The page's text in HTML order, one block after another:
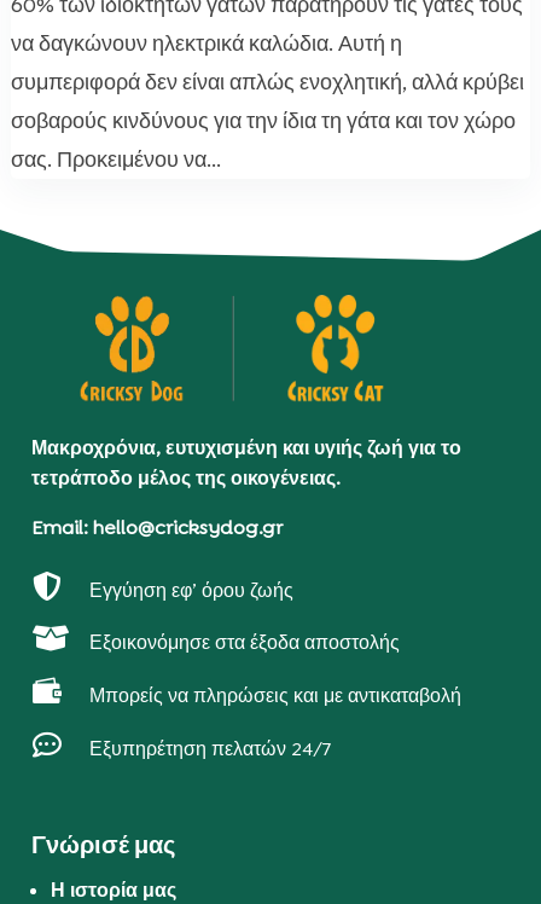
να δαγκώνουν ηλεκτρικά καλώδια. Αυτή η
συμπεριφορά δεν είναι απλώς ενοχλητική, αλλά κρύβει
σοβαρούς κινδύνους για την ίδια τη γάτα και τον χώρο
σας. Προκειμένου να...
Μακροχρόνια, ευτυχισμένη και υγιής ζωή για το
τετράποδο μέλος της οικογένειας.
Email: hello@cricksydog.gr
 Εγγύηση εφ’ όρου ζωής
 Εξοικονόμησε στα έξοδα αποστολής
 Μπορείς να πληρώσεις και με αντικαταβολή
 Εξυπηρέτηση πελατών 24/7
Γνώρισέ μας
Η ιστορία μας